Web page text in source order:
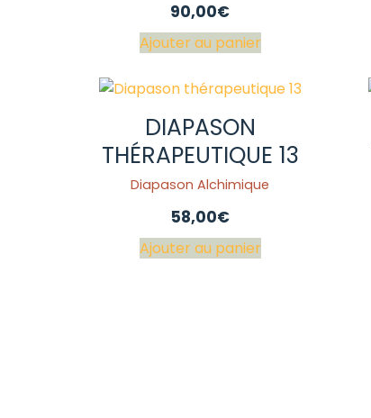
90,00€
Ajouter au panier
DIAPASON
THÉRAPEUTIQUE 13
Diapason Alchimique
58,00€
Ajouter au panier